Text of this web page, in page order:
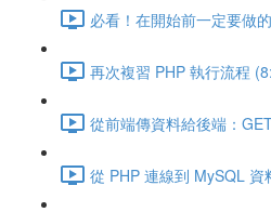
必看！在開始前一定要做
再次複習 PHP 執行流程
從前端傳資料給後端：
從 PHP 連線到 MySQL 資